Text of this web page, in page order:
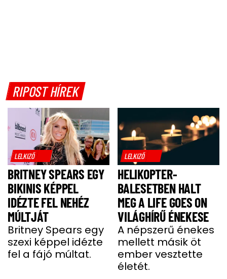
RIPOST HÍREK
LELKIZŐ
BRITNEY SPEARS EGY
BIKINIS KÉPPEL
IDÉZTE FEL NEHÉZ
MÚLTJÁT
Britney Spears egy
szexi képpel idézte
fel a fájó múltat.
LELKIZŐ
HELIKOPTER-
BALESETBEN HALT
MEG A LIFE GOES ON
VILÁGHÍRŰ ÉNEKESE
A népszerű énekes
mellett másik öt
ember vesztette
életét.